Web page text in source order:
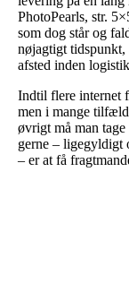
PhotoPearls, str.
som dog står og
nøjagtigt tidspunkt,
afsted inden
Indtil flere internet
men i mange
øvrigt må man
gerne – ligegyldigt
– er at få